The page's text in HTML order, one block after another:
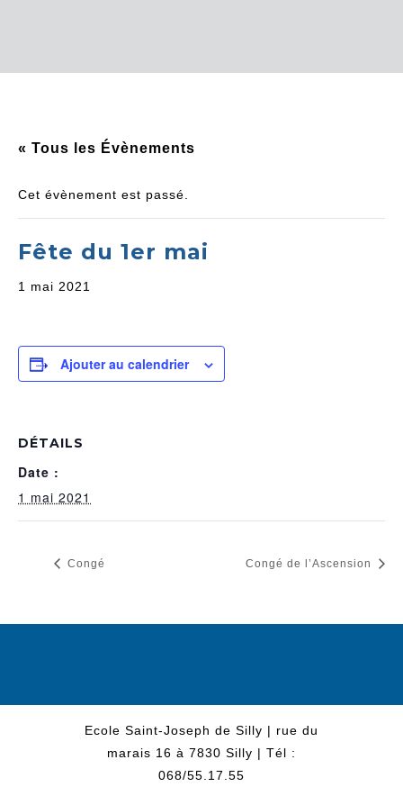
« Tous les Évènements
Cet évènement est passé.
Fête du 1er mai
1 mai 2021
Ajouter au calendrier
DÉTAILS
Date :
1 mai 2021
Congé Congé de l’Ascension
Ecole Saint-Joseph de Silly | rue du
marais 16 à 7830 Silly | Tél :
068/55.17.55